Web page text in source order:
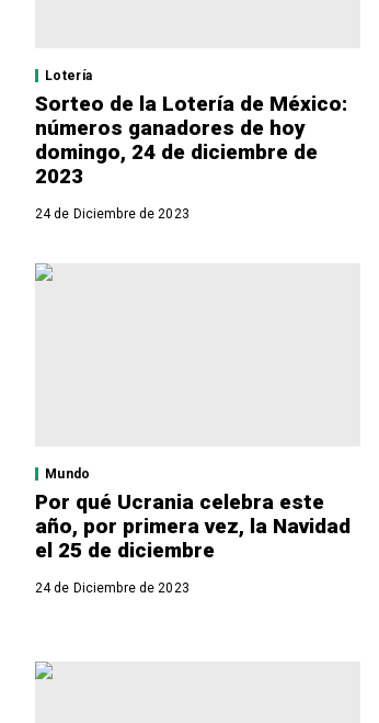
Lotería
Sorteo de la Lotería de México:
números ganadores de hoy
domingo, 24 de diciembre de
2023
24 de Diciembre de 2023
Mundo
Por qué Ucrania celebra este
año, por primera vez, la Navidad
el 25 de diciembre
24 de Diciembre de 2023